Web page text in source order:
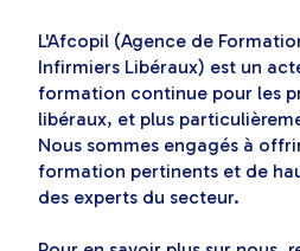
L'Afcopil (Agence de
Infirmiers Libéraux) est un
formation continue pour les
libéraux, et plus
Nous sommes engagés à
formation pertinents et de
des experts du secteur.